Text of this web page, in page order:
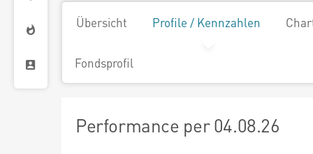
Übersicht Profile / Kennzahlen
Fondsprofil
Performance per 04.08.26